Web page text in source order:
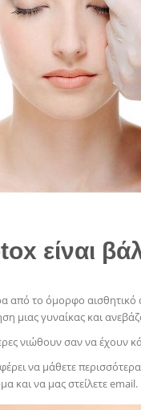
είναι
από το όμορφο αισθητικό
μιας γυναίκας και
νιώθουν σαν να έχουν
να μάθετε
και να μας στείλετε email.